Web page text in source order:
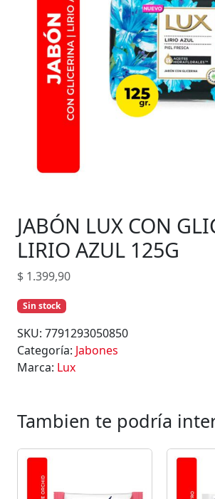
JABÓN LUX CON
LIRIO AZUL 125G
$ 1.399,90
Sin stock
SKU: 7791293050850
Categoría: Jabones
Marca: Lux
Tambien te podría